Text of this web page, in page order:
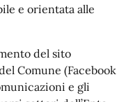
e orientata alle
del sito
Comune (Facebook
e gli